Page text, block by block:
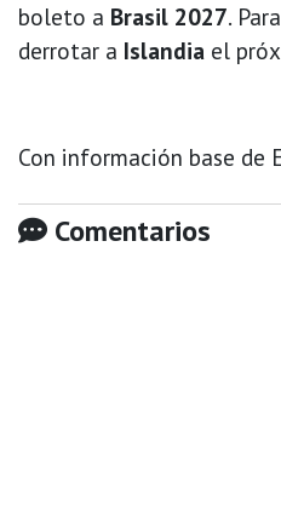
boleto a Brasil 2027.
derrotar a Islandia el
Con información base de
Comentarios